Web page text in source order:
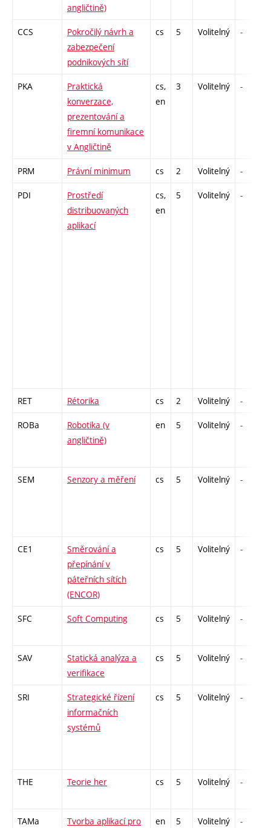
angličtině)
CCS
Pokročilý návrh a
zabezpečení
podnikových sítí
cs 5 Volitelný -
PKA
Praktická
konverzace,
prezentování a
firemní komunikace
v Angličtině
cs,
en
3 Volitelný -
PRM Právní minimum cs 2 Volitelný -
PDI
Prostředí
distribuovaných
aplikací
cs,
en
5 Volitelný -
RET Rétorika cs 2 Volitelný -
ROBa
Robotika (v
angličtině)
en 5 Volitelný -
SEM Senzory a měření cs 5 Volitelný -
CE1
Směrování a
přepínání v
páteřních sítích
(ENCOR)
cs 5 Volitelný -
SFC Soft Computing cs 5 Volitelný -
SAV
Statická analýza a
verifikace
cs 5 Volitelný -
SRI
Strategické řízení
informačních
systémů
cs 5 Volitelný -
THE Teorie her cs 5 Volitelný -
TAMa
Tvorba aplikací pro
en 5 Volitelný -